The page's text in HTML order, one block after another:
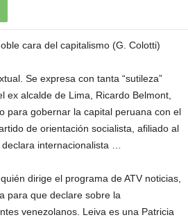
cara del capitalismo (G. Colotti)
Se expresa con tanta “sutileza”
ex alcalde de Lima, Ricardo Belmont,
para gobernar la capital peruana con el
de orientación socialista, afiliado al
internacionalista …
dirige el programa de ATV noticias,
para que declare sobre la
venezolanos. Leiva es una Patricia